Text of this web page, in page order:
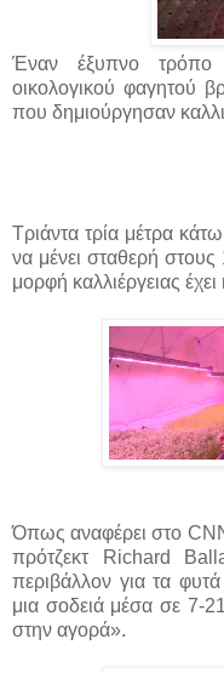
Έναν έξυπνο τρόπο
οικολογικού φαγητού
που δημιούργησαν
Τριάντα τρία μέτρα
να μένει σταθερή
μορφή καλλιέργειας
Όπως αναφέρει στο
πρότζεκτ Richard
περιβάλλον για τα
μια σοδειά μέσα σε 7-
στην αγορά».